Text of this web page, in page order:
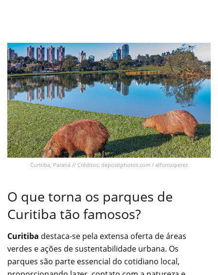
Curitiba, Paraná // Créditos: depositphotos.com / alfonsoperez
O que torna os parques de
Curitiba tão famosos?
Curitiba destaca-se pela extensa oferta de áreas
verdes e ações de sustentabilidade urbana. Os
parques são parte essencial do cotidiano local,